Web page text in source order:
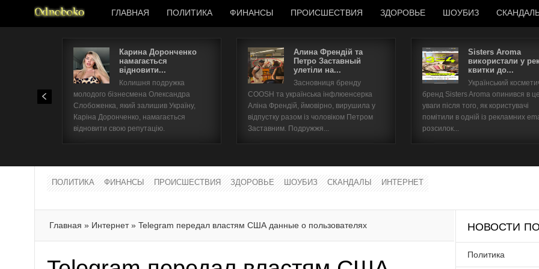
ГЛАВНАЯ ПОЛИТИКА ФИНАНСЫ ПРОИСШЕСТВИЯ ЗДОРОВЬЕ ШОУБИЗ
Карина Доронченко
намагається
відновити...
Колишня подружка
молодого бізнесмена Олександра
Слобоженка, який залишив Україну,
Каріна Доронченко, намагається
відновити свою репутацію.
Алина Френдій та
Петро Заставный
улетіли на...
Засновниця бренду
COOSH та українська інфлюенсерка
Аліна Френдій, ймовірно, вирушила у
відпустку разом із чоловіком Петром
Заставним. Подружжя...
Sisters Aroma
використали у
квитки до...
Український
бренд Sisters Aroma опинився в
уваги після того, як користувачі
помітили в одній із рекламних
розсилок...
ПОЛИТИКА ФИНАНСЫ ПРОИСШЕСТВИЯ ЗДОРОВЬЕ ШОУБИЗ СКАНДАЛЫ ИНТЕРНЕТ
Главная » Интернет» Telegram передал властям США данные о пользователях НОВОСТИ
Политика
Имя пользователя
Забыли имя пользователя?